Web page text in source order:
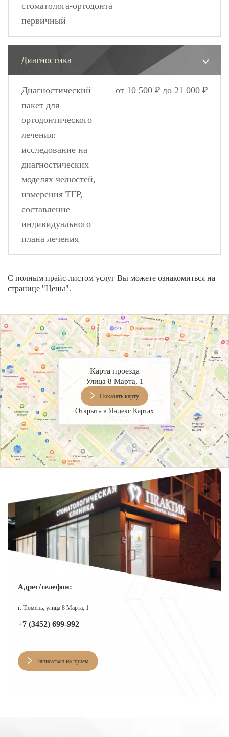
стоматолога-ортодонта
первичный
Диагностика
Диагностический
пакет для
ортодонтического
лечения:
исследование на
диагностических
моделях челюстей,
измерения ТГР,
составление
индивидуального
плана лечения
от 10 500 ₽ до 21 000 ₽
С полным прайс-листом услуг Вы можете ознакомиться на
странице "Цены".
Карта проезда
Улица 8 Марта, 1
Показать карту
Открыть в Яндекс Картах
Адрес/телефон:
г. Тюмень, улица 8 Марта, 1
+7 (3452) 699-992
Записаться на прием